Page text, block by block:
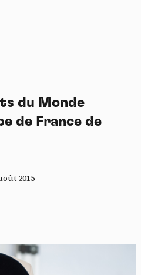
du Monde
de France de
2015